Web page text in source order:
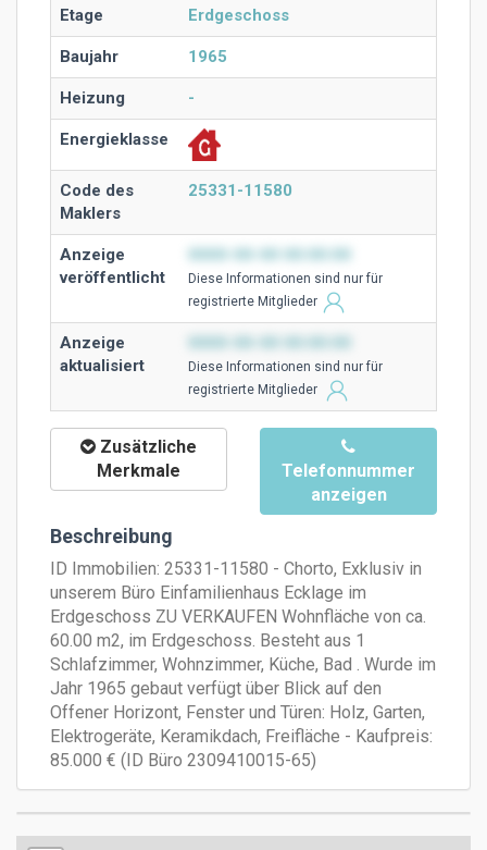
Etage Erdgeschoss
Baujahr 1965
Heizung -
Energieklasse
Code des
Maklers
25331-11580
Anzeige
veröffentlicht
Diese Ιnformationen sind nur für
registrierte Mitglieder
Anzeige
aktualisiert
Diese Ιnformationen sind nur für
registrierte Mitglieder
Zusätzliche
Merkmale
Telefonnummer
anzeigen
Beschreibung
ID Immobilien: 25331-11580 - Chorto, Exklusiv in
unserem Büro Einfamilienhaus Ecklage im
Erdgeschoss ZU VERKAUFEN Wohnfläche von ca.
60.00 m2, im Erdgeschoss. Besteht aus 1
Schlafzimmer, Wohnzimmer, Küche, Bad . Wurde im
Jahr 1965 gebaut verfügt über Blick auf den
Offener Horizont, Fenster und Türen: Holz, Garten,
Elektrogeräte, Keramikdach, Freifläche - Kaufpreis:
85.000 € (ID Büro 2309410015-65)